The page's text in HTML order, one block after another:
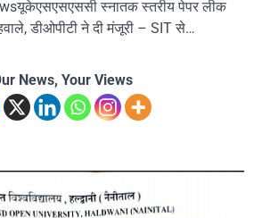
स्नातक स्तरीय पेपर लीक
डीओपीटी ने दी मंजूरी – SIT से…
News, Your Views